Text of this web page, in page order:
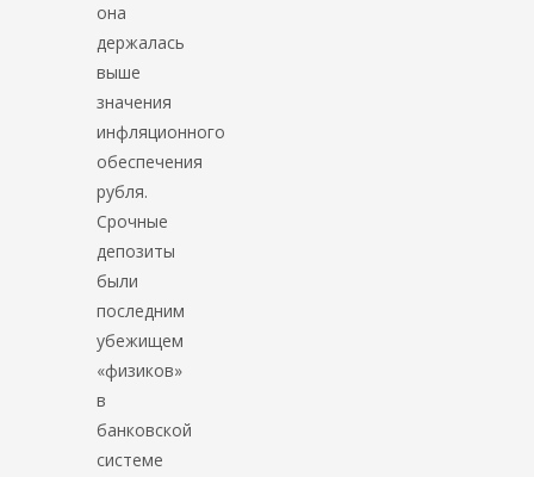
она
держалась
выше
значения
инфляционного
обеспечения
рубля.
Срочные
депозиты
были
последним
убежищем
«физиков»
в
банковской
системе